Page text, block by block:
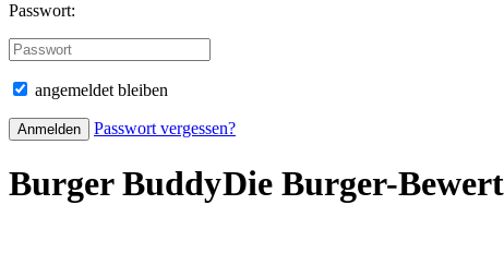
Passwort:
angemeldet bleiben
Passwort vergessen?
Burger BuddyDie Burger-